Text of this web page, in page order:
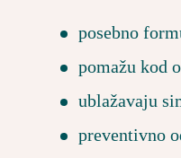
posebno
pomažu kod
ublažavaju
preventivno